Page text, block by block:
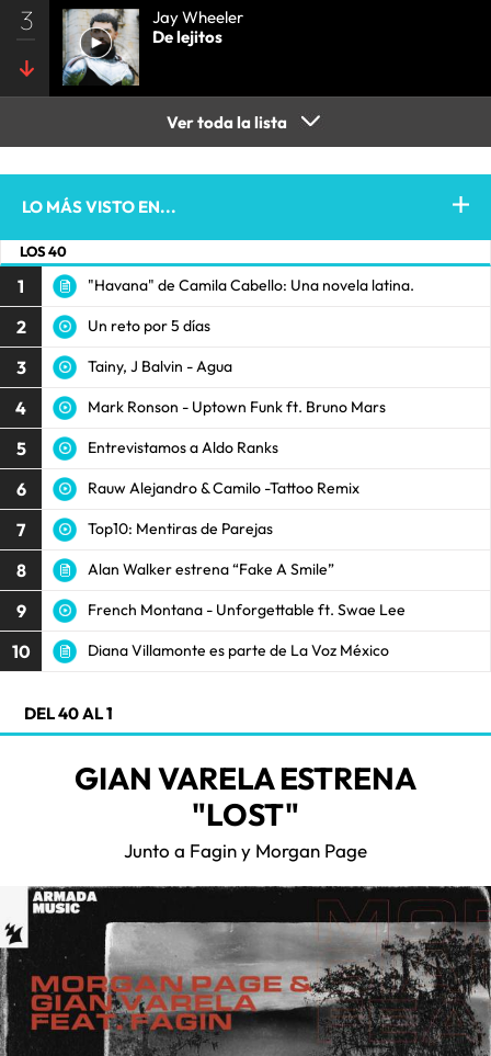
3
Jay Wheeler
De lejitos
Ver toda la lista
LO MÁS VISTO EN...
LOS 40
1 "Havana" de Camila Cabello: Una novela latina.
2 Un reto por 5 días
3 Tainy, J Balvin - Agua
4 Mark Ronson - Uptown Funk ft. Bruno Mars
5 Entrevistamos a Aldo Ranks
6 Rauw Alejandro & Camilo -Tattoo Remix
7 Top10: Mentiras de Parejas
8 Alan Walker estrena “Fake A Smile”
9 French Montana - Unforgettable ft. Swae Lee
10 Diana Villamonte es parte de La Voz México
DEL 40 AL 1
GIAN VARELA ESTRENA
"LOST"
Junto a Fagin y Morgan Page